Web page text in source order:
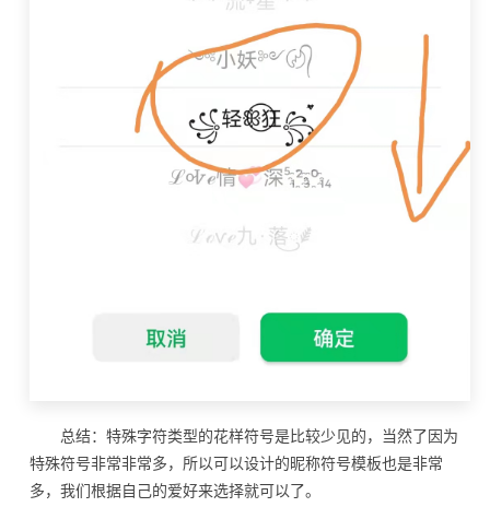
总结：特殊字符类型的花样符号是比较少见的，当然了因为
特殊符号非常非常多，所以可以设计的昵称符号模板也是非常
多，我们根据自己的爱好来选择就可以了。